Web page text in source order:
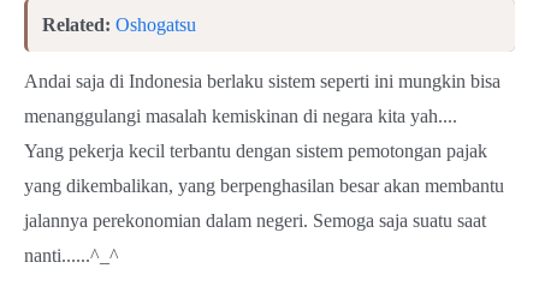
Related: Oshogatsu
Andai saja di Indonesia berlaku sistem seperti ini mungkin bisa
menanggulangi masalah kemiskinan di negara kita yah....
Yang pekerja kecil terbantu dengan sistem pemotongan pajak
yang dikembalikan, yang berpenghasilan besar akan membantu
jalannya perekonomian dalam negeri. Semoga saja suatu saat
nanti......^_^